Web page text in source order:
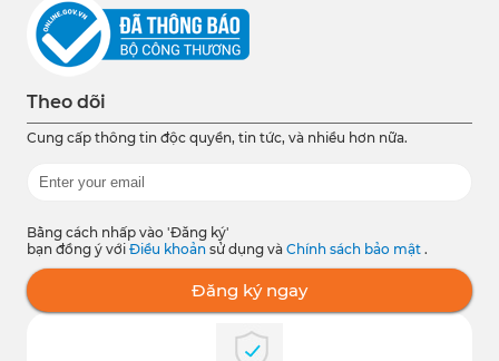
Theo dõi
Cung cấp thông tin độc quyền, tin tức, và nhiều hơn nữa.
Bằng cách nhấp vào 'Đăng ký'
bạn đồng ý với Điều khoản sử dụng và Chính sách bảo mật .
Đăng ký ngay